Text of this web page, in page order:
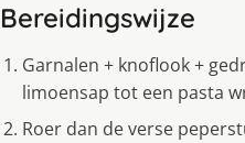
Bereidingswijze
Garnalen + knoflook +
limoensap tot een pasta
Roer dan de verse